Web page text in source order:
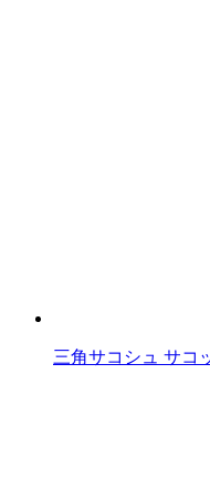
三角サコシュ サコ